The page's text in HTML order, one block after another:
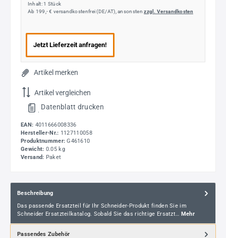
Inhalt: 1 Stück
Ab 199,- € versandkostenfrei (DE/AT), ansonstenzzgl. Versandkosten
Jetzt Lieferzeit anfragen!
Artikel merken
Artikel vergleichen
. Datenblatt drucken
EAN: 4011666008336
Hersteller-Nr.: 1127110058
Produktnummer: G461610
Gewicht: 0.05 kg
Versand: Paket
Beschreibung
Das passende Ersatzteil für Ihr Schneider-Produkt finden Sie im
Schneider Ersatzteilkatalog. Sobald Sie das richtige Ersatzt… Mehr
Passendes Zubehör